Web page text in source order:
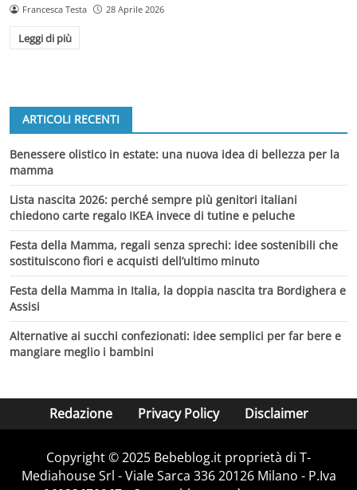
Francesca Testa 28 Aprile 2026
Leggi di più
ARTICOLI RECENTI
Benessere olistico in estate: una nuova idea di bellezza per la
mamma
Lista nascita 2026: perché sempre più genitori italiani
chiedono carte regalo IKEA invece di tutine e peluche
Festa della Mamma, regali senza sprechi: idee sostenibili che
sostituiscono fiori e acquisti dell’ultimo minuto
Festa della Mamma in Italia, la doppia nascita tra Bordighera e
Assisi
Alternative ai succhi confezionati: idee semplici per far bere e
mangiare meglio i bambini
Redazione Privacy Policy Disclaimer
Copyright © 2025 Bebeblog.it proprietà di T-
Mediahouse Srl - Viale Sarca 336 20126 Milano - P.Iva